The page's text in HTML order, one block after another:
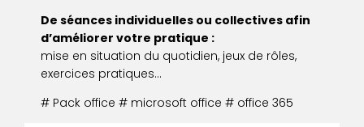
De séances individuelles ou collectives afin
d’améliorer votre pratique :
mise en situation du quotidien, jeux de rôles,
exercices pratiques…
# Pack office # microsoft office # office 365